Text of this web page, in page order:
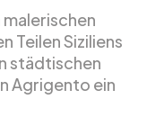
Teilen Siziliens
städtischen
Agrigento ein